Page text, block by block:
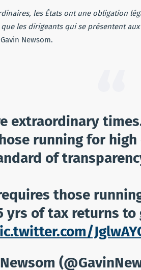
les États ont une obligation
les dirigeants qui se présentent
Newsom.
extraordinary
running for
of
those
yrs of tax returns